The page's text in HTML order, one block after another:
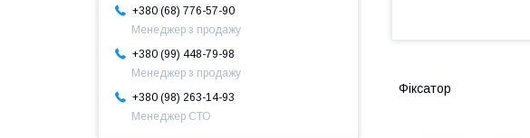
Фіксатор
+380 (68) 776-57-90
Менеджер з продажу
+380 (99) 448-79-98
Менеджер з продажу
+380 (98) 263-14-93
Менеджер СТО